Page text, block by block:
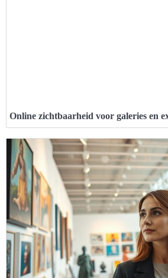
Online zichtbaarheid voor galeries en